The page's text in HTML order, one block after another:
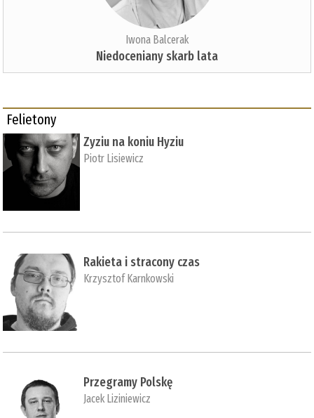
Iwona Balcerak
Niedoceniany skarb lata
Felietony
Zyziu na koniu Hyziu
Piotr Lisiewicz
Rakieta i stracony czas
Krzysztof Karnkowski
Przegramy Polskę
Jacek Liziniewicz